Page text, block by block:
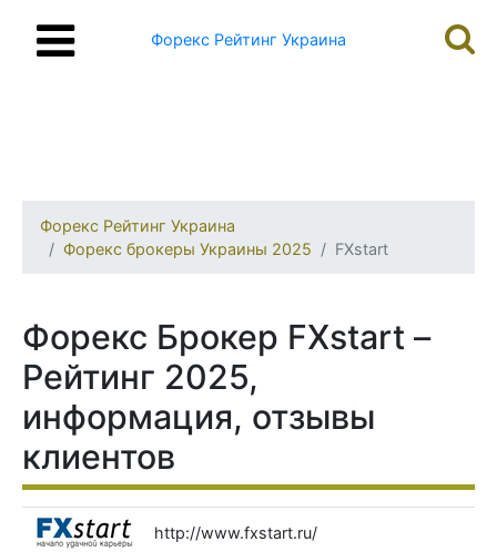
Форекс Рейтинг Украина
Форекс Рейтинг Украина
Форекс брокеры Украины 2025
FXstart
Форекс Брокер FXstart –
Рейтинг 2025,
информация, отзывы
клиентов
http://www.fxstart.ru/